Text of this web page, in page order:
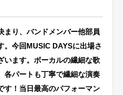
まり、バンドメンバー他部員
。今回MUSIC DAYSに出場さ
います。ボーカルの繊細な歌
各パートも丁寧で繊細な演奏
す！当日最高のパフォーマン